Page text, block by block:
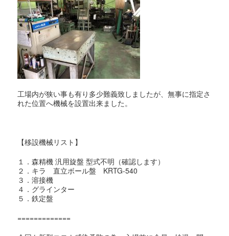
工場内が狭い事も有り多少難義致しましたが、無事に指定さ
れた位置へ機械を設置出来ました。
【移設機械リスト】
１．森精機 汎用旋盤 型式不明（確認します）
２．キラ 直立ボール盤 KRTG-540
３．溶接機
４．グラインター
５．鉄定盤
=============